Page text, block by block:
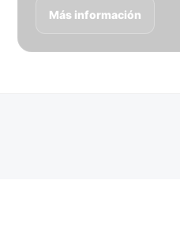
Más información